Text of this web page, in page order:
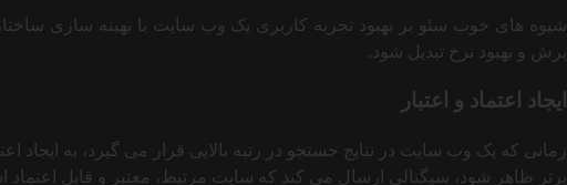
شیوه های خوب سئو بر بهبود تجربه کاربری یک وب سایت با بهینه سازی
پرش و بهبود نرخ تبدیل شود.
ایجاد اعتماد و اعتبار
زمانی که یک وب سایت در نتایج جستجو در رتبه بالایی قرار می گیرد، به ایجاد
برتر ظاهر شود، سیگنالی ارسال می کند که سایت مرتبط، معتبر و قابل اعتماد